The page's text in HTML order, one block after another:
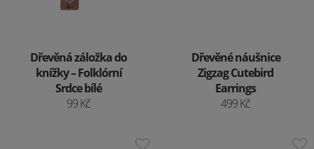
Dřevěná záložka do
knížky – Folklórní
Srdce bílé
99 Kč
Dřevěné náušnice
Zigzag Cutebird
Earrings
499 Kč